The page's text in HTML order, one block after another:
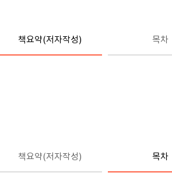
책요약(저자작성) 목차
책요약(저자작성) 목차